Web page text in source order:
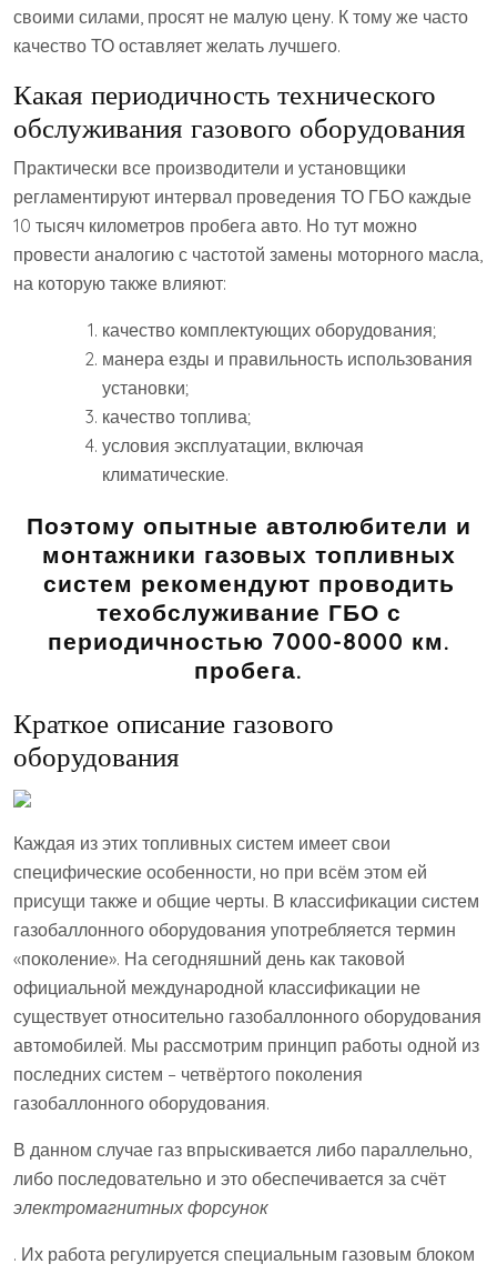
своими силами, просят не малую цену. К тому же часто
качество ТО оставляет желать лучшего.
Какая периодичность технического
обслуживания газового оборудования
Практически все производители и установщики
регламентируют интервал проведения ТО ГБО каждые
10 тысяч километров пробега авто. Но тут можно
провести аналогию с частотой замены моторного масла,
на которую также влияют:
качество комплектующих оборудования;
манера езды и правильность использования
установки;
качество топлива;
условия эксплуатации, включая
климатические.
Поэтому опытные автолюбители и
монтажники газовых топливных
систем рекомендуют проводить
техобслуживание ГБО с
периодичностью 7000-8000 км.
пробега.
Краткое описание газового
оборудования
Каждая из этих топливных систем имеет свои
специфические особенности, но при всём этом ей
присущи также и общие черты. В классификации систем
газобаллонного оборудования употребляется термин
«поколение». На сегодняшний день как таковой
официальной международной классификации не
существует относительно газобаллонного оборудования
автомобилей. Мы рассмотрим принцип работы одной из
последних систем – четвёртого поколения
газобаллонного оборудования.
В данном случае газ впрыскивается либо параллельно,
либо последовательно и это обеспечивается за счёт
электромагнитных форсунок
. Их работа регулируется специальным газовым блоком